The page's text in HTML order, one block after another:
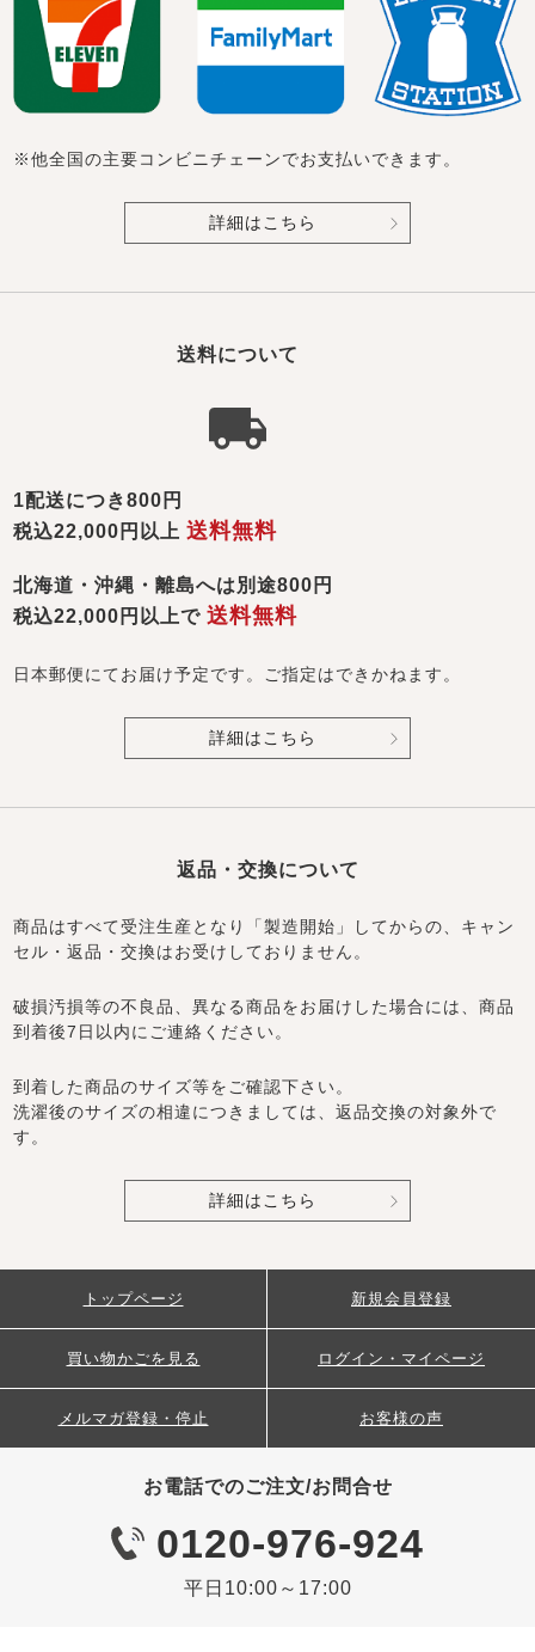
※他全国の主要コンビニチェーンでお支払いできます。
詳細はこちら
送料について
1配送につき800円
税込22,000円以上送料無料
北海道・沖縄・離島へは別途800円
税込22,000円以上で送料無料
日本郵便にてお届け予定です。ご指定はできかねます。
詳細はこちら
返品・交換について
商品はすべて受注生産となり「製造開始」してからの、キャン
セル・返品・交換はお受けしておりません。
破損汚損等の不良品、異なる商品をお届けした場合には、商品
到着後7日以内にご連絡ください。
到着した商品のサイズ等をご確認下さい。
洗濯後のサイズの相違につきましては、返品交換の対象外で
す。
詳細はこちら
お電話でのご注文/お問合せ
0120-976-924
平日10:00～17:00
トップページ 新規会員登録
買い物かごを見る ログイン・マイページ
メルマガ登録・停止 お客様の声